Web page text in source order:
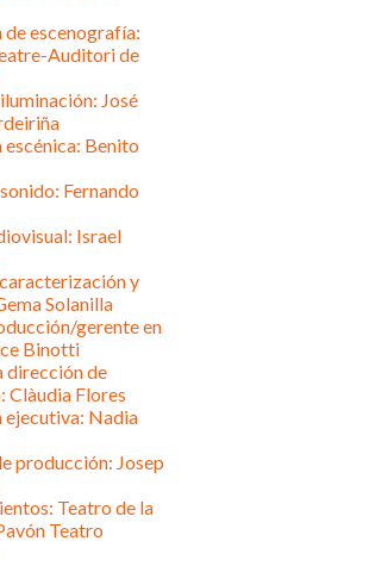
de escenografía:
Auditori de
José
Benito
Fernando
Israel
y
Solanilla
gerente en
Binotti
dirección de
Clàudia Flores
ejecutiva: Nadia
producción: Josep
Teatro de la
Teatro